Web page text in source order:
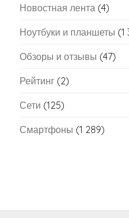
Новостная лента (4)
Ноутбуки и планшеты (1
Обзоры и отзывы (47)
Рейтинг (2)
Сети (125)
Смартфоны (1 289)